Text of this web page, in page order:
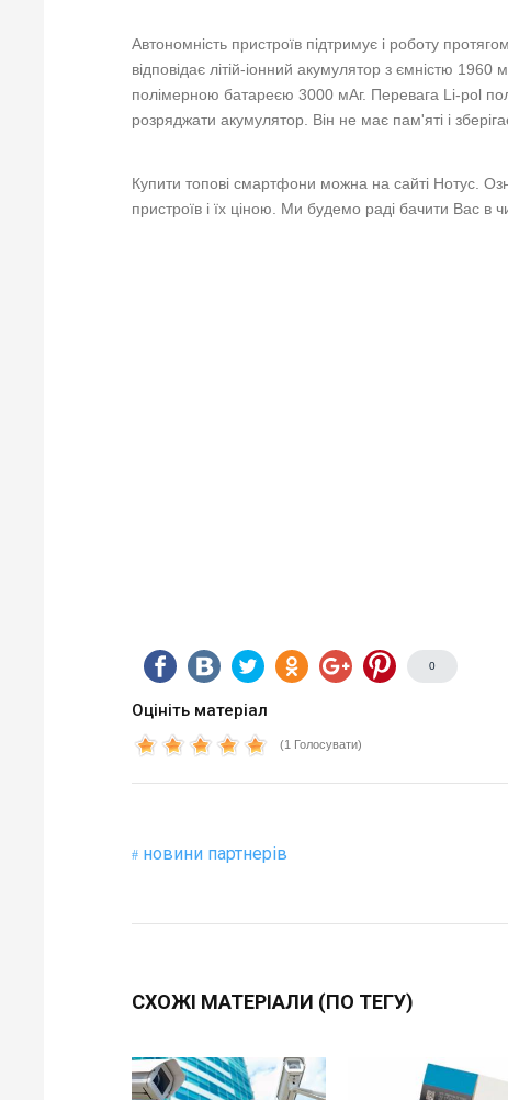
Автономність пристроїв підтримує і роботу
відповідає літій-іонний акумулятор з ємністю
полімерною батареєю 3000 мАг. Перевага Li-pol
розряджати акумулятор. Він не має пам'яті і
Купити топові смартфони можна на сайті Нотус.
пристроїв і їх ціною. Ми будемо раді бачити Вас в
0
Оцініть матеріал
(1 Голосувати)
новини партнерів
СХОЖІ МАТЕРІАЛИ (ПО ТЕГУ)